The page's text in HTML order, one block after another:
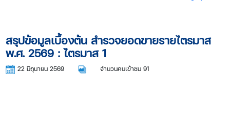
สรุปข้อมูลเบื้องต้น สำรวจยอดขายรายไตรมาส
พ.ศ. 2569 : ไตรมาส 1
22 มิถุนายน 2569 จำนวนคนเข้าชม 91